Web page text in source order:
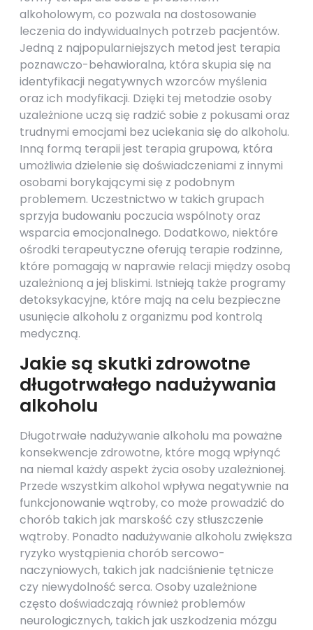
alkoholowym, co pozwala na dostosowanie
leczenia do indywidualnych potrzeb pacjentów.
Jedną z najpopularniejszych metod jest terapia
poznawczo-behawioralna, która skupia się na
identyfikacji negatywnych wzorców myślenia
oraz ich modyfikacji. Dzięki tej metodzie osoby
uzależnione uczą się radzić sobie z pokusami oraz
trudnymi emocjami bez uciekania się do alkoholu.
Inną formą terapii jest terapia grupowa, która
umożliwia dzielenie się doświadczeniami z innymi
osobami borykającymi się z podobnym
problemem. Uczestnictwo w takich grupach
sprzyja budowaniu poczucia wspólnoty oraz
wsparcia emocjonalnego. Dodatkowo, niektóre
ośrodki terapeutyczne oferują terapie rodzinne,
które pomagają w naprawie relacji między osobą
uzależnioną a jej bliskimi. Istnieją także programy
detoksykacyjne, które mają na celu bezpieczne
usunięcie alkoholu z organizmu pod kontrolą
medyczną.
Jakie są skutki zdrowotne
długotrwałego nadużywania
alkoholu
Długotrwałe nadużywanie alkoholu ma poważne
konsekwencje zdrowotne, które mogą wpłynąć
na niemal każdy aspekt życia osoby uzależnionej.
Przede wszystkim alkohol wpływa negatywnie na
funkcjonowanie wątroby, co może prowadzić do
chorób takich jak marskość czy stłuszczenie
wątroby. Ponadto nadużywanie alkoholu zwiększa
ryzyko wystąpienia chorób sercowo-
naczyniowych, takich jak nadciśnienie tętnicze
czy niewydolność serca. Osoby uzależnione
często doświadczają również problemów
neurologicznych, takich jak uszkodzenia mózgu